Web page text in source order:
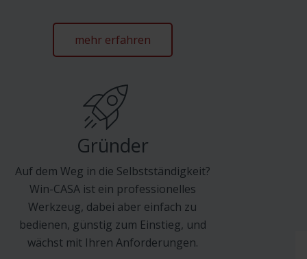
mehr erfahren
Gründer
Auf dem Weg in die Selbstständigkeit?
Win-CASA ist ein professionelles
Werkzeug, dabei aber einfach zu
bedienen, günstig zum Einstieg, und
wächst mit Ihren Anforderungen.